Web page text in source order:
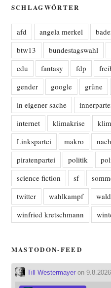
SCHLAGWÖRTER
afd angela merkel
btw13
bundestagswahl
cdu
fantasy fdp
gender
google grüne
in eigener sache
internet
klimakrise
Linkspartei
makro
piratenpartei
politik
science fiction
sf
twitter
wahlkampf wald
winfried kretschmann
MASTODON-FEED
Till Westermayeron